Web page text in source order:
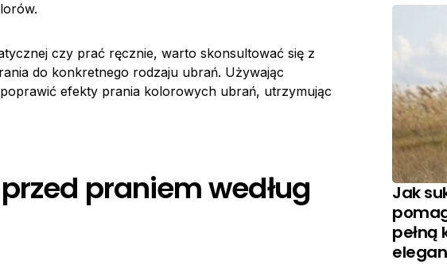
czy prać ręcznie, warto skonsultować się z
do konkretnego rodzaju ubrań. Używając
efekty prania kolorowych ubrań, utrzymując
praniem według
Jak
pełną